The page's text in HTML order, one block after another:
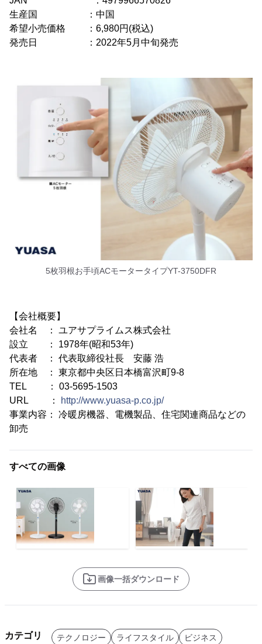
生産国 ：中国
希望小売価格 ：6,980円(税込)
発売日 ：2022年5月中旬発売
5枚羽根お手頃ACモータータイプYT-3750DFR
【会社概要】
会社名 ： ユアサプライムス株式会社
設立 ： 1978年(昭和53年)
代表者 ： 代表取締役社長 安藤 浩
所在地 ： 東京都中央区日本橋富沢町9-8
TEL ： 03-5695-1503
URL ：
http://www.yuasa-p.co.jp/
事業内容： 冷暖房機器、電機製品、住宅関連商品などの
卸売
すべての画像
画像一括ダウンロード
カテゴリ テクノロジー ライフスタイル ビジネス